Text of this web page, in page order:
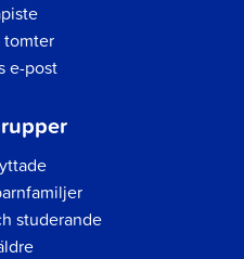
tomter
e-post
studerande